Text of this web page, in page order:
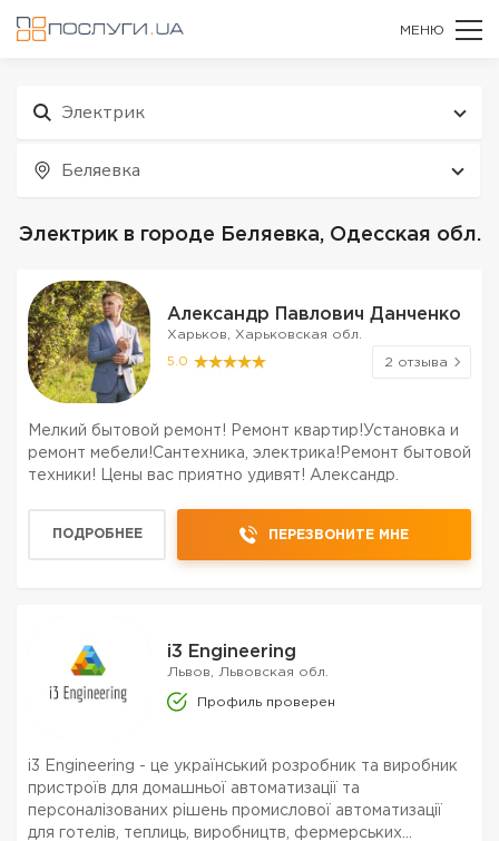
МЕНЮ
Электрик
Беляевка
Электрик в городе Беляевка, Одесская обл.
Александр Павлович Данченко
Харьков, Харьковская обл.
5.0 2 отзыва
Мелкий бытовой ремонт! Ремонт квартир!Установка и
ремонт мебели!Сантехника, электрика!Ремонт бытовой
техники! Цены вас приятно удивят! Александр.
ПОДРОБНЕЕ ПЕРЕЗВОНИТЕ МНЕ
i3 Engineering
Львов, Львовская обл.
Профиль проверен
i3 Engineering - це український розробник та виробник
пристроїв для домашньої автоматизації та
персоналізованих рішень промислової автоматизації
для готелів, теплиць, виробництв, фермерських